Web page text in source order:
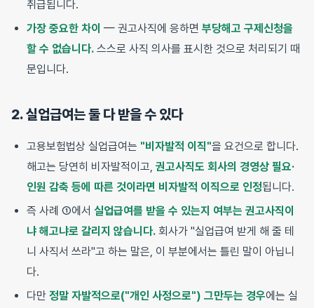
취급됩니다.
가장 중요한 차이 — 권고사직에 응하면 부당해고 구제신청을
할 수 없습니다. 스스로 사직 의사를 표시한 것으로 처리되기 때
문입니다.
2. 실업급여는 둘 다 받을 수 있다
고용보험법상 실업급여는 "비자발적 이직"을 요건으로 합니다.
해고는 당연히 비자발적이고, 권고사직도 회사의 경영상 필요·
인원 감축 등에 따른 것이라면 비자발적 이직으로 인정됩니다.
즉 사례 ①에서 실업급여를 받을 수 있는지 여부는 권고사직이
냐 해고냐로 갈리지 않습니다. 회사가 "실업급여 받게 해 줄 테
니 사직서 쓰라"고 하는 말은, 이 부분에서는 틀린 말이 아닙니
다.
다만 정말 자발적으로("개인 사정으로") 그만두는 경우에는 실